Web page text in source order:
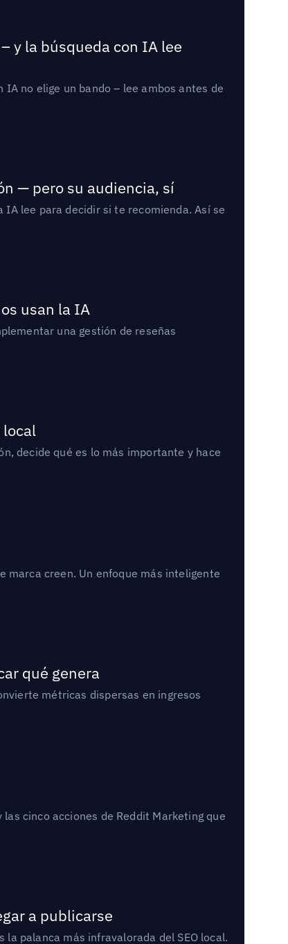
y la búsqueda con IA lee
no elige un bando – lee ambos antes de
— pero su audiencia, sí
lee para decidir si te recomienda. Así se
usan la IA
una gestión de reseñas
local
decide qué es lo más importante y hace
marca creen. Un enfoque más inteligente
qué genera
métricas dispersas en ingresos
cinco acciones de Reddit Marketing que
a publicarse
palanca más infravalorada del SEO local.